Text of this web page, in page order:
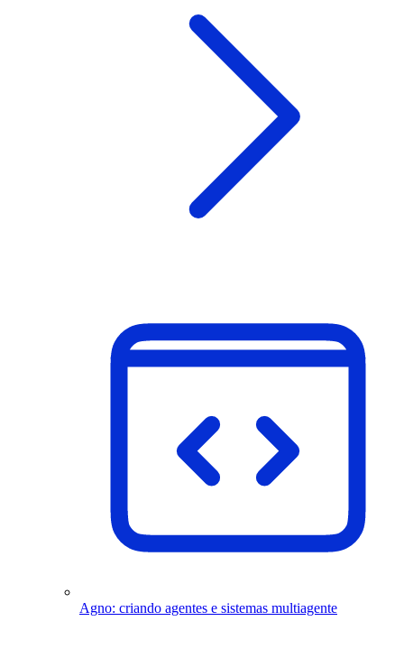
Agno: criando agentes e sistemas multiagente